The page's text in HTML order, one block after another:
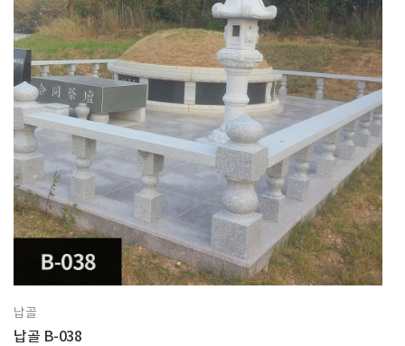
납골
납골 B-038